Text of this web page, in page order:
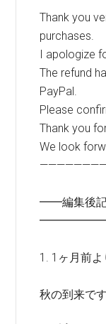
Thank you
purchases.
I apologize
The refund
PayPal.
Please
Thank you
We look
━━編集後
1. 1ヶ月前よ
秋の到来です